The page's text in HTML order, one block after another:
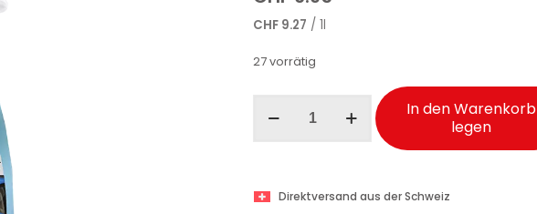
CHF 9.27 / 1l
27 vorrätig
Plus
In den Warenkorb
legen
Direktversand aus der Schweiz